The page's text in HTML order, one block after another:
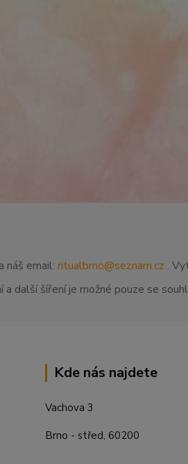
náš email: ritualbrno@seznam.cz .
další šíření je možné pouze se
Kde nás najdete
Vachova 3
Brno - střed, 60200